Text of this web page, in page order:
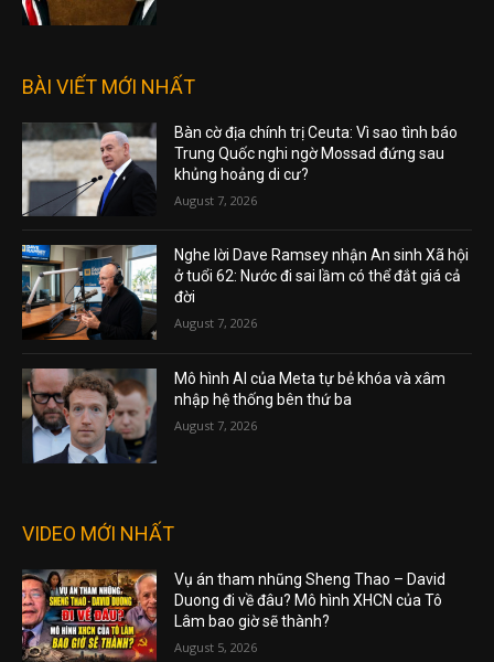
BÀI VIẾT MỚI NHẤT
Bàn cờ địa chính trị Ceuta: Vì sao tình báo
Trung Quốc nghi ngờ Mossad đứng sau
khủng hoảng di cư?
August 7, 2026
Nghe lời Dave Ramsey nhận An sinh Xã hội
ở tuổi 62: Nước đi sai lầm có thể đắt giá cả
đời
August 7, 2026
Mô hình AI của Meta tự bẻ khóa và xâm
nhập hệ thống bên thứ ba
August 7, 2026
VIDEO MỚI NHẤT
Vụ án tham nhũng Sheng Thao – David
Duong đi về đâu? Mô hình XHCN của Tô
Lâm bao giờ sẽ thành?
August 5, 2026